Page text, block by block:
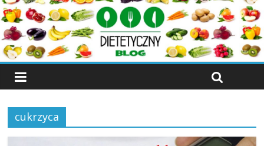
WIŚNIA – OWOC, KTÓRY LECZY
cukrzyca